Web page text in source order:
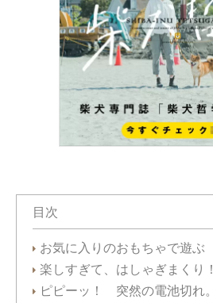
目次
お気に入りのおもちゃで遊ぶ
楽しすぎて、はしゃぎまくり！
ピピーッ！ 突然の電池切れ。